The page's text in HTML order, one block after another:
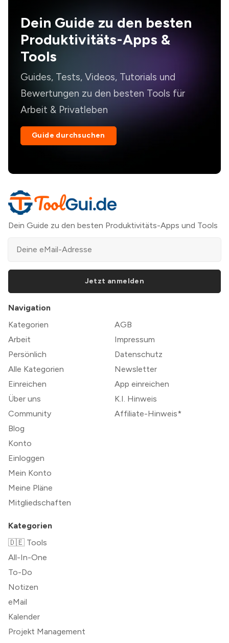
Dein Guide zu den besten
Produktivitäts-Apps &
Tools
Guides, Tests, Videos, Tutorials und
Bewertungen zu den besten Tools für
Arbeit & Privatleben
Guide durchsuchen
Dein Guide zu den besten Produktivitäts-Apps und Tools
Jetzt anmelden
Navigation
Kategorien
Arbeit
Persönlich
Alle Kategorien
Einreichen
Über uns
Community
Blog
Konto
Einloggen
Mein Konto
Meine Pläne
Mitgliedschaften
AGB
Impressum
Datenschutz
Newsletter
App einreichen
K.I. Hinweis
Affiliate-Hinweis*
Kategorien
🇩🇪 Tools
All-In-One
To-Do
Notizen
eMail
Kalender
Projekt Management